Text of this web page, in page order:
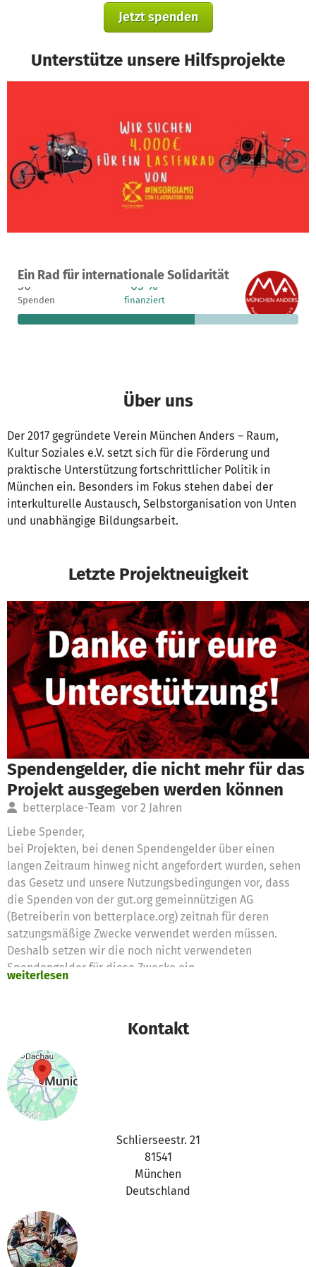
Jetzt spenden
Unterstütze unsere Hilfsprojekte
Ein Rad für internationale Solidarität
Ein Projekt in München, Deutschland
56
Spenden
63 %
finanziert
1.328 €
fehlen noch
Über uns
Der 2017 gegründete Verein München Anders – Raum,
Kultur Soziales e.V. setzt sich für die Förderung und
praktische Unterstützung fortschrittlicher Politik in
München ein. Besonders im Fokus stehen dabei der
interkulturelle Austausch, Selbstorganisation von Unten
und unabhängige Bildungsarbeit.
Letzte Projektneuigkeit
Spendengelder, die nicht mehr für das
Projekt ausgegeben werden können
betterplace-Team vor 2 Jahren
Liebe Spender,
bei Projekten, bei denen Spendengelder über einen
langen Zeitraum hinweg nicht angefordert wurden, sehen
das Gesetz und unsere Nutzungsbedingungen vor, dass
die Spenden von der gut.org gemeinnützigen AG
(Betreiberin von betterplace.org) zeitnah für deren
satzungsmäßige Zwecke verwendet werden müssen.
Deshalb setzen wir die noch nicht verwendeten
Spendengelder für diese Zwecke ein
weiterlesen
Kontakt
Schlierseestr. 21
81541
München
Deutschland